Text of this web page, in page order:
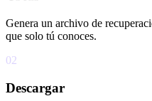
Genera un archivo de
que solo tú conoces.
02
Descargar